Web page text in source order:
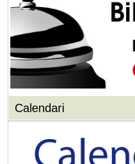
Calendari